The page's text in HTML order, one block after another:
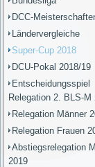
DCC-
Ländervergleiche
Super-Cup 2018
DCU-Pokal 2018/19
Entscheidungsspiel
Relegation 2. BLS-M
Relegation Männer
Relegation Frauen
Abstiegsrelegation
2019